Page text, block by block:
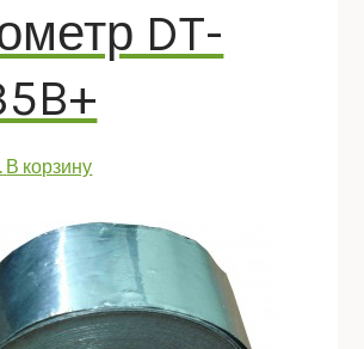
DT-
В корзину